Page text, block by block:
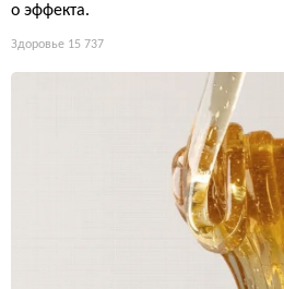
о эффекта.
Здоровье 15 737